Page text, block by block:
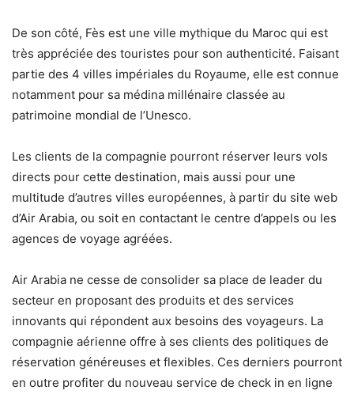
De son côté, Fès est une ville mythique du Maroc qui est
très appréciée des touristes pour son authenticité. Faisant
partie des 4 villes impériales du Royaume, elle est connue
notamment pour sa médina millénaire classée au
patrimoine mondial de l’Unesco.
Les clients de la compagnie pourront réserver leurs vols
directs pour cette destination, mais aussi pour une
multitude d’autres villes européennes, à partir du site web
d’Air Arabia, ou soit en contactant le centre d’appels ou les
agences de voyage agréées.
Air Arabia ne cesse de consolider sa place de leader du
secteur en proposant des produits et des services
innovants qui répondent aux besoins des voyageurs. La
compagnie aérienne offre à ses clients des politiques de
réservation généreuses et flexibles. Ces derniers pourront
en outre profiter du nouveau service de check in en ligne